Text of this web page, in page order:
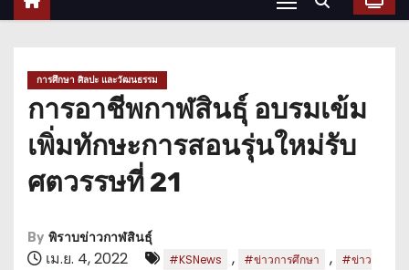
การศึกษา ศิลปะ และวัฒนธรรม
การอาชีพกาฬสินธุ์ อบรมเข้ม
เพิ่มทักษะการสอนรุ่นใหม่รับ
ศตวรรษที่ 21
By พิราบข่าวกาฬสินธุ์
เม.ย. 4, 2022 #KSNews , #ข่าวการศึกษา ,
#ข่าว